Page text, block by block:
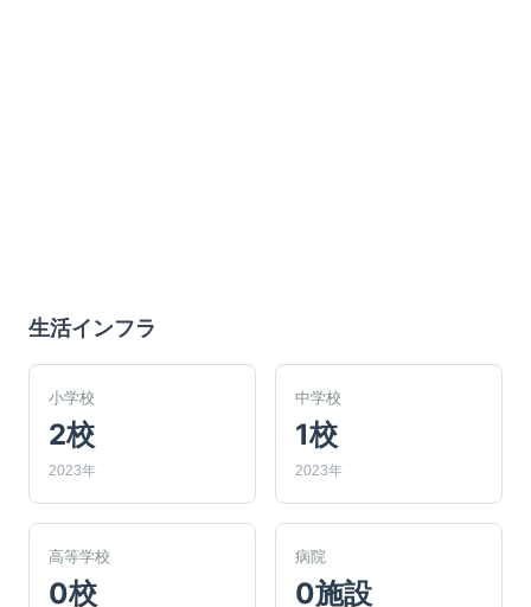
生活インフラ
小学校
2校
2023年
中学校
1校
2023年
高等学校
0校
病院
0施設